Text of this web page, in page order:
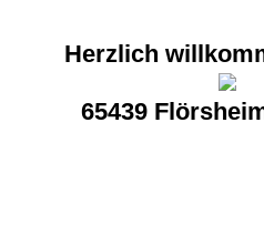
Herzlich
65439